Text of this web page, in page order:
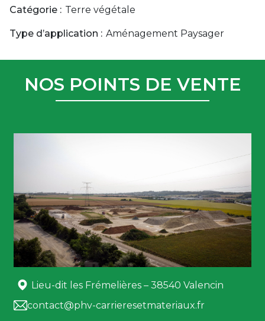
Catégorie : Terre végétale
Type d’application : Aménagement Paysager
NOS POINTS DE VENTE
Lieu-dit les Frémelières – 38540 Valencin
contact@phv-carrieresetmateriaux.fr